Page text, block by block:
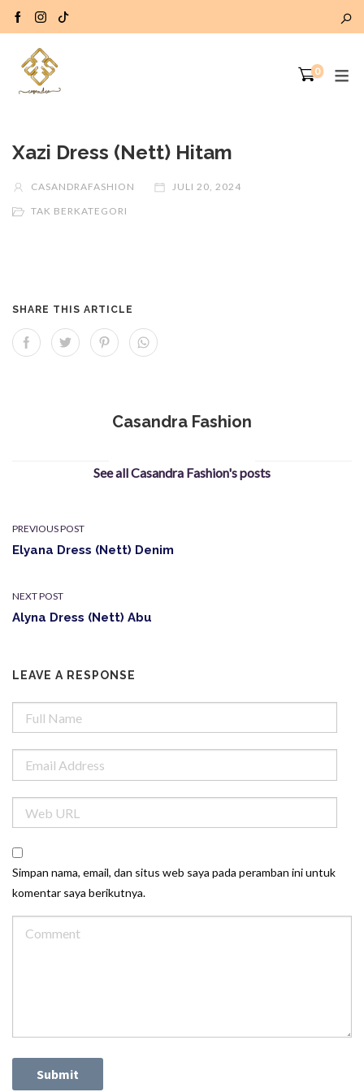
0
Xazi Dress (Nett) Hitam
CASANDRAFASHION
JULI 20, 2024
TAK BERKATEGORI
SHARE THIS ARTICLE
Casandra Fashion
See all Casandra Fashion's posts
PREVIOUS POST
Elyana Dress (Nett) Denim
NEXT POST
Alyna Dress (Nett) Abu
LEAVE A RESPONSE
Simpan nama, email, dan situs web saya pada peramban ini untuk
komentar saya berikutnya.